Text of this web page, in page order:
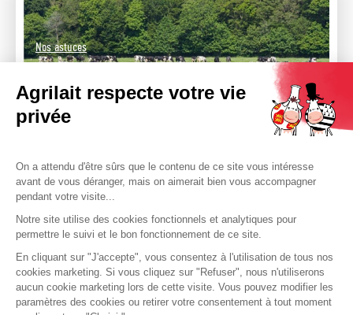
Agrilait respecte votre vie
privée
On a attendu d'être sûrs que le contenu de ce site vous intéresse
avant de vous déranger, mais on aimerait bien vous accompagner
pendant votre visite...
Notre site utilise des cookies fonctionnels et analytiques pour
permettre le suivi et le bon fonctionnement de ce site.
En cliquant sur "J'accepte", vous consentez à l'utilisation de tous nos
cookies marketing. Si vous cliquez sur "Refuser", nous n'utiliserons
aucun cookie marketing lors de cette visite. Vous pouvez modifier les
paramètres des cookies ou retirer votre consentement à tout moment
Nos astuces
sociaux
Nos astuces
Foire aux questions
Nous contacter
Où trouver nos produits ?